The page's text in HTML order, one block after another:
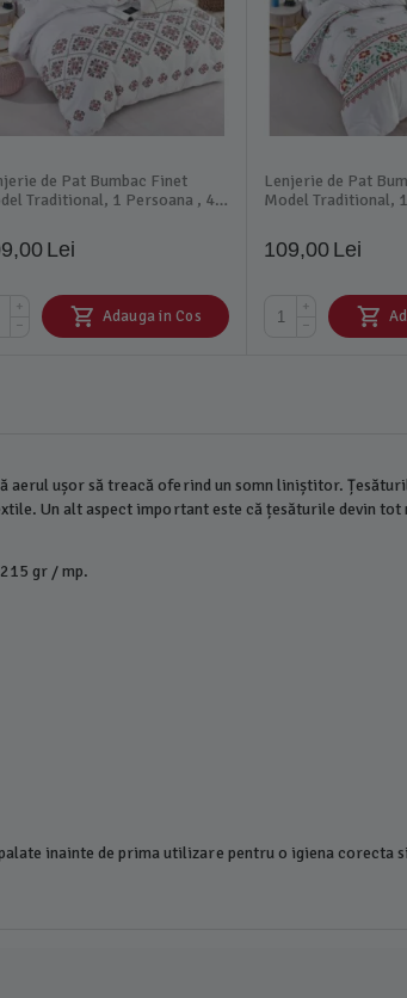
de Pat Bumbac Finet
Traditional, 1 Persoana , 4
Lei
+
−
Adauga in Cos
Lenjerie de Pat
Model Traditional,
109,00 Lei
+
−
aerul ușor să treacă oferind un somn liniștitor.
Un alt aspect important este că țesăturile devin
gr / mp.
inainte de prima utilizare pentru o igiena corecta